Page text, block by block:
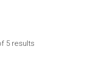
5 results